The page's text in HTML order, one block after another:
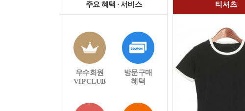
주요 혜택 · 서비스
우수회원
VIP CLUB
방문구매
혜택
티셔츠